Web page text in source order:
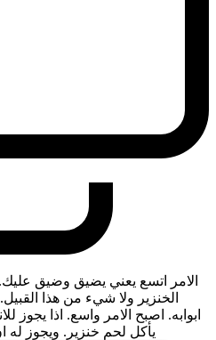
الامر اتسع يعني يضيق وضيق عليك.
الخنزير ولا شيء من هذا
ابوابه. اصبح الامر واسع. اذا يجوز
يأكل لحم خنزير. ويجوز له